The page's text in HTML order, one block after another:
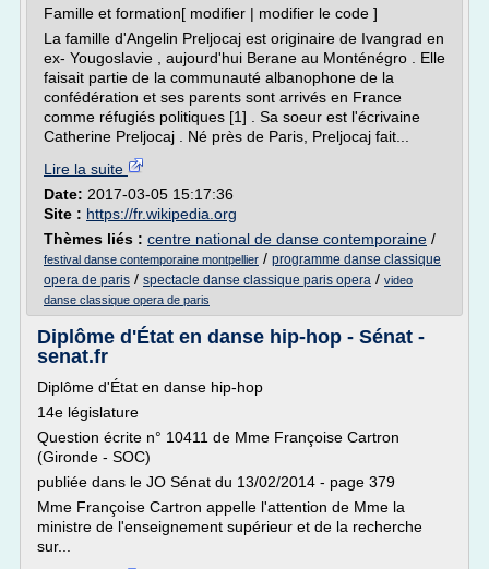
Famille et formation[ modifier | modifier le code ]
La famille d'Angelin Preljocaj est originaire de Ivangrad en
ex- Yougoslavie , aujourd'hui Berane au Monténégro . Elle
faisait partie de la communauté albanophone de la
confédération et ses parents sont arrivés en France
comme réfugiés politiques [1] . Sa soeur est l'écrivaine
Catherine Preljocaj . Né près de Paris, Preljocaj fait...
Lire la suite
Date: 2017-03-05 15:17:36
Site : https://fr.wikipedia.org
Thèmes liés : centre national de danse contemporaine /
festival danse contemporaine montpellier / programme danse classique
opera de paris / spectacle danse classique paris opera / video
danse classique opera de paris
Diplôme d'État en danse hip-hop - Sénat -
senat.fr
Diplôme d'État en danse hip-hop
14e législature
Question écrite n° 10411 de Mme Françoise Cartron
(Gironde - SOC)
publiée dans le JO Sénat du 13/02/2014 - page 379
Mme Françoise Cartron appelle l'attention de Mme la
ministre de l'enseignement supérieur et de la recherche
sur...